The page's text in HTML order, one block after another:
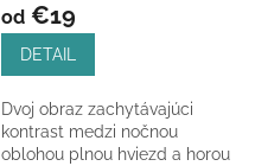
od €19
DETAIL
Dvoj obraz zachytávajúci
kontrast medzi nočnou
oblohou plnou hviezd a horou